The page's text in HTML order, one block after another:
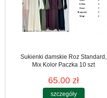
Sukienki damskie Roz Standard,
Mix Kolor Paczka 10 szt
65.00 zł
szczegóły